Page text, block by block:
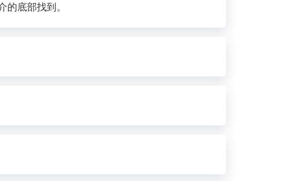
底部找到。